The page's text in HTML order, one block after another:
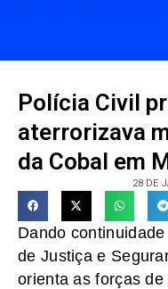
Polícia Civil
aterrorizava
da Cobal em
28 DE
Dando
de Justiça e
orienta as forças